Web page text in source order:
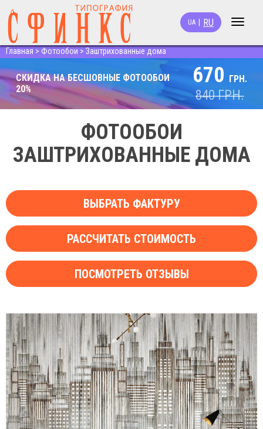
Toggle
UA RU
Главная > Фотообои > Заштрихованные дома
СКИДКА НА БЕСШОВНЫЕ ФОТООБОИ
20%
670 ГРН.
840ГРН.
ФОТООБОИ
ЗАШТРИХОВАННЫЕ ДОМА
ВЫБРАТЬ ФАКТУРУ
РАССЧИТАТЬ СТОИМОСТЬ
ПОСМОТРЕТЬ ОТЗЫВЫ